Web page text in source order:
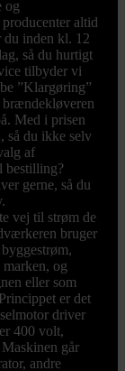
og
altid
du inden kl. 12
så du hurtigt
tilbyder vi
”Klargøring”
brændekløveren
Med i prisen
så du ikke selv
af
bestilling?
gerne, så du
vej til strøm de
bruger
og
eller som
er det
driver
400 volt,
går
andre